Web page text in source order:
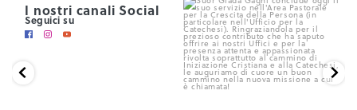
I nostri canali Social
Seguici su